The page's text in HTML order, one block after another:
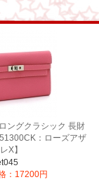
ングクラシック 長財
：ローズアザ
レX】
：17200円